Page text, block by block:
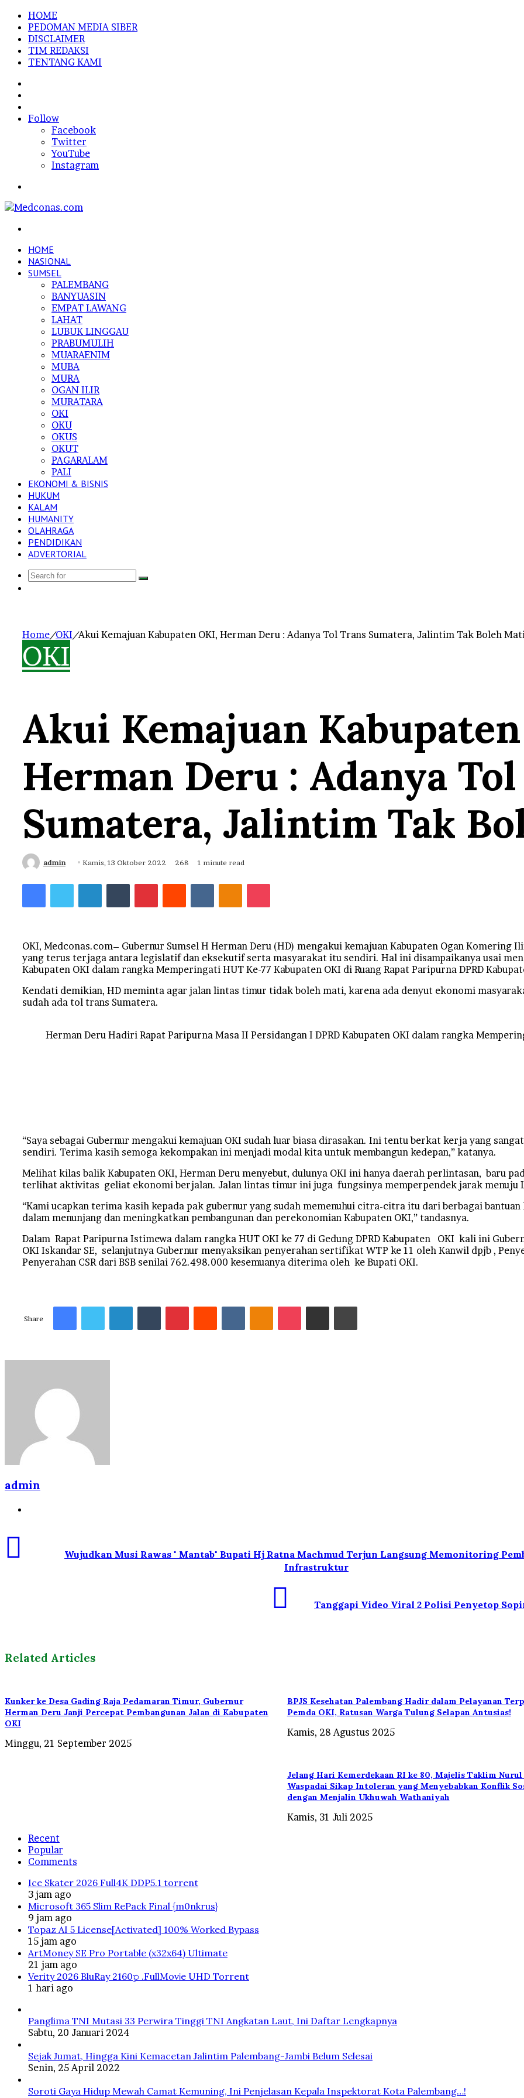
HOME
PEDOMAN MEDIA SIBER
DISCLAIMER
TIM REDAKSI
TENTANG KAMI
In
Follow
Facebook
Twitter
YouTube
Instagram
HOME
NASIONAL
SUMSEL
PALEMBANG
BANYUASIN
EMPAT LAWANG
LAHAT
LUBUK LINGGAU
PRABUMULIH
MUARAENIM
MUBA
MURA
OGAN ILIR
MURATARA
OKI
OKU
OKUS
OKUT
PAGARALAM
PALI
EKONOMI & BISNIS
HUKUM
KALAM
HUMANITY
OLAHRAGA
PENDIDIKAN
ADVERTORIAL
Search
Home/OKI/Akui Kemajuan Kabupaten OKI, Herman Deru : Adanya Tol Trans Sumatera, Jalintim Tak Boleh
OKI
Akui Kemajuan
Herman Deru : Adanya
Sumatera, Jalintim Tak
admin
SendKamis, 13 Oktober 2022 268 1 minute read
FacebookTwitterLinkedInTumblrPinterestRedditVKontakteOdnoklassniki
Pocket
OKI, Medconas.com– Gubernur Sumsel H Herman Deru (HD) mengakui kemajuan Kabupaten Ogan
yang terus terjaga antara legislatif dan eksekutif serta masyarakat itu sendiri. Hal ini disampaikanya usai
Kabupaten OKI dalam rangka Memperingati HUT Ke-77 Kabupaten OKI di Ruang Rapat Paripurna DPRD
Kendati demikian, HD meminta agar jalan lintas timur tidak boleh mati, karena ada denyut ekonomi
sudah ada tol trans Sumatera.
Herman Deru Hadiri Rapat Paripurna Masa II Persidangan I DPRD Kabupaten OKI dalam rangka
“Saya sebagai Gubernur mengakui kemajuan OKI sudah luar biasa dirasakan. Ini tentu berkat kerja yang
sendiri. Terima kasih semoga kekompakan ini menjadi modal kita untuk membangun kedepan,” katanya.
Melihat kilas balik Kabupaten OKI, Herman Deru menyebut, dulunya OKI ini hanya daerah perlintasan, baru
terlihat aktivitas geliat ekonomi berjalan. Jalan lintas timur ini juga fungsinya memperpendek jarak menuju
“Kami ucapkan terima kasih kepada pak gubernur yang sudah memenuhui citra-citra itu dari berbagai
dalam menunjang dan meningkatkan pembangunan dan perekonomian Kabupaten OKI,” tandasnya.
Dalam Rapat Paripurna Istimewa dalam rangka HUT OKI ke 77 di Gedung DPRD Kabupaten OKI kali ini
OKI Iskandar SE, selanjutnya Gubernur menyaksikan penyerahan sertifikat WTP ke 11 oleh Kanwil dpjb ,
Penyerahan CSR dari BSB senilai 762.498.000 kesemuanya diterima oleh ke Bupati OKI.
Share
FacebookTwitterLinkedInTumblrPinterestRedditVKontakteOdnoklassniki
PocketShare via Email Print
admin
Wujudkan Musi Rawas " Mantab" Bupati Hj Ratna Machmud Terjun Langsung Memonitoring
Infrastruktur
Tanggapi Video Viral 2 Polisi Penyetop
Related Articles
Kunker ke Desa Gading Raja Pedamaran Timur, Gubernur
Herman Deru Janji Percepat Pembangunan Jalan di Kabupaten
OKI
Minggu, 21 September 2025
BPJS Kesehatan Palembang Hadir dalam Pelayanan
Pemda OKI, Ratusan Warga Tulung Selapan Antusias!
Kamis, 28 Agustus 2025
Jelang Hari Kemerdekaan RI ke 80, Majelis Taklim
Waspadai Sikap Intoleran yang Menyebabkan Konflik
dengan Menjalin Ukhuwah Wathaniyah
Kamis, 31 Juli 2025
Recent
Popular
Comments
Ice Skater 2026 Full4K DDP5.1 torrent
3 jam ago
Microsoft 365 Slim RePack Final {m0nkrus}
9 jam ago
Topaz AI 5 License[Activated] 100% Worked Bypass
15 jam ago
ArtMoney SE Pro Portable (x32x64) Ultimate
21 jam ago
Verity 2026 BluRay 2160𝚙 .FullMov𝗂e UHD Torrent
1 hari ago
Panglima TNI Mutasi 33 Perwira Tinggi TNI Angkatan Laut, Ini Daftar Lengkapnya
Sabtu, 20 Januari 2024
Sejak Jumat, Hingga Kini Kemacetan Jalintim Palembang-Jambi Belum Selesai
Senin, 25 April 2022
Soroti Gaya Hidup Mewah Camat Kemuning, Ini Penjelasan Kepala Inspektorat Kota Palembang…!